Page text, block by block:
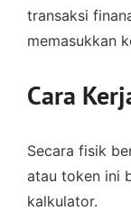
transaksi
memasukkan
Cara
Secara fisik
atau token ini
kalkulator.